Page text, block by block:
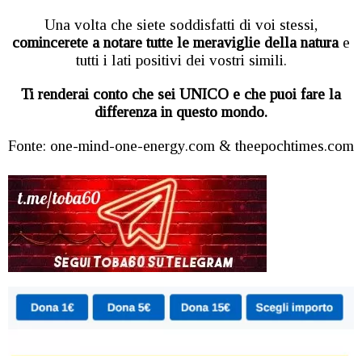
Una volta che siete soddisfatti di voi stessi,
comincerete a notare tutte le meraviglie della natura e
tutti i lati positivi dei vostri simili.
Ti renderai conto che sei UNICO e che puoi fare la
differenza in questo mondo.
Fonte: one-mind-one-energy.com & theepochtimes.com